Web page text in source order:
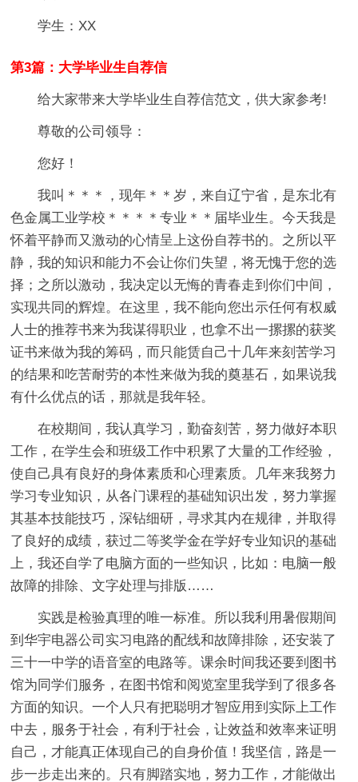
学生：XX
第3篇：大学毕业生自荐信
给大家带来大学毕业生自荐信范文，供大家参考!
尊敬的公司领导：
您好！
我叫＊＊＊，现年＊＊岁，来自辽宁省，是东北有
色金属工业学校＊＊＊＊专业＊＊届毕业生。今天我是
怀着平静而又激动的心情呈上这份自荐书的。之所以平
静，我的知识和能力不会让你们失望，将无愧于您的选
择；之所以激动，我决定以无悔的青春走到你们中间，
实现共同的辉煌。在这里，我不能向您出示任何有权威
人士的推荐书来为我谋得职业，也拿不出一摞摞的获奖
证书来做为我的筹码，而只能赁自己十几年来刻苦学习
的结果和吃苦耐劳的本性来做为我的奠基石，如果说我
有什么优点的话，那就是我年轻。
在校期间，我认真学习，勤奋刻苦，努力做好本职
工作，在学生会和班级工作中积累了大量的工作经验，
使自己具有良好的身体素质和心理素质。几年来我努力
学习专业知识，从各门课程的基础知识出发，努力掌握
其基本技能技巧，深钻细研，寻求其内在规律，并取得
了良好的成绩，获过二等奖学金在学好专业知识的基础
上，我还自学了电脑方面的一些知识，比如：电脑一般
故障的排除、文字处理与排版……
实践是检验真理的唯一标准。所以我利用暑假期间
到华宇电器公司实习电路的配线和故障排除，还安装了
三十一中学的语音室的电路等。课余时间我还要到图书
馆为同学们服务，在图书馆和阅览室里我学到了很多各
方面的知识。一个人只有把聪明才智应用到实际上工作
中去，服务于社会，有利于社会，让效益和效率来证明
自己，才能真正体现自己的自身价值！我坚信，路是一
步一步走出来的。只有脚踏实地，努力工作，才能做出